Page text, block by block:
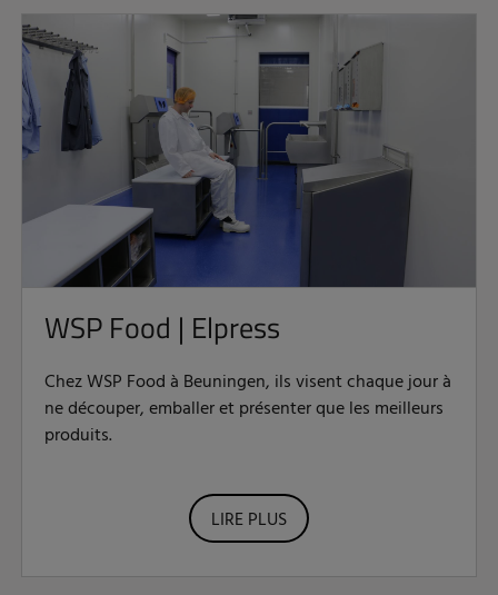
WSP Food | Elpress
Chez WSP Food à Beuningen, ils visent chaque jour à
ne découper, emballer et présenter que les meilleurs
produits.
LIRE PLUS